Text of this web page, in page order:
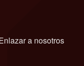
a nosotros